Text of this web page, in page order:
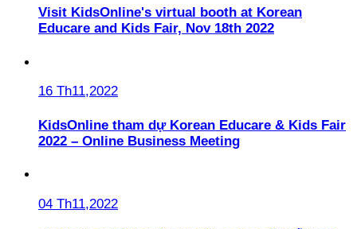
Visit KidsOnline's virtual booth at Korean
Educare and Kids Fair, Nov 18th 2022
16 Th11,2022
KidsOnline tham dự Korean Educare & Kids Fair
2022 – Online Business Meeting
04 Th11,2022